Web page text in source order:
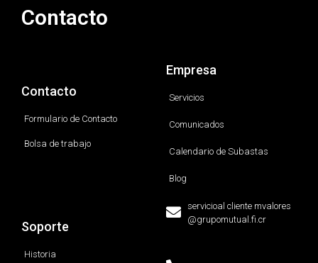
Contacto
Contacto
Formulario de Contacto
Bolsa de trabajo
Empresa
Servicios
Comunicados
Calendario de Subastas
Blog
Soporte
Historia
servicioal cliente mvalores
@grupomutual.fi.cr